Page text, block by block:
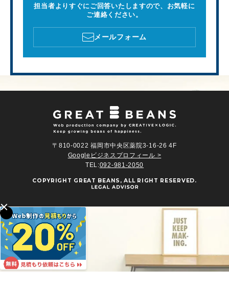
担当者よりすぐにご回答いたしますので、お気軽に
ご連絡ください。
メールフォーム
〒810-0022 福岡市中央区薬院3-16-26 4F
Googleビジネスプロフィール >
TEL:092-981-2050
COPYRIGHT GREAT BEANS , ALL RIGHT RESERVED.